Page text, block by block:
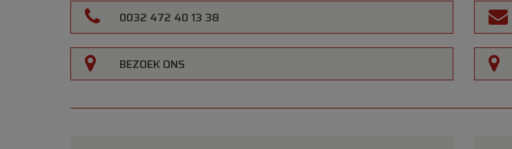
0032 472 40 13 38
BEZOEK ONS